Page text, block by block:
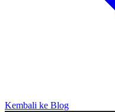
Kembali ke Blog